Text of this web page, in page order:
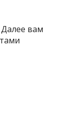
вам